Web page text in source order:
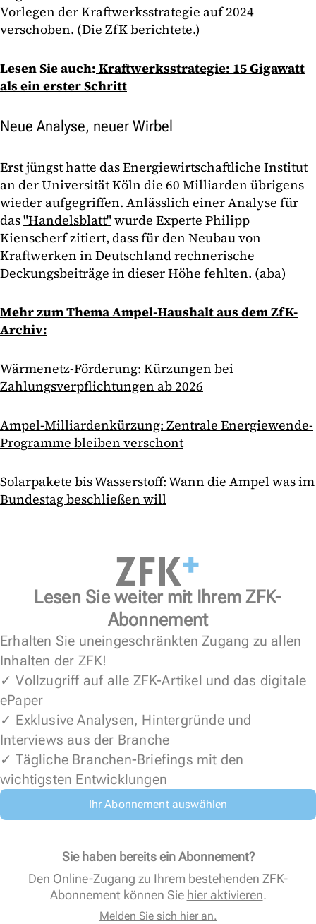
Vorlegen der Kraftwerksstrategie auf 2024
verschoben. (Die ZfK berichtete.)
Lesen Sie auch: Kraftwerksstrategie: 15 Gigawatt
als ein erster Schritt
Neue Analyse, neuer Wirbel
Erst jüngst hatte das Energiewirtschaftliche Institut
an der Universität Köln die 60 Milliarden übrigens
wieder aufgegriffen. Anlässlich einer Analyse für
das"Handelsblatt"wurde Experte Philipp
Kienscherf zitiert, dass für den Neubau von
Kraftwerken in Deutschland rechnerische
Deckungsbeiträge in dieser Höhe fehlten. (aba)
Mehr zum Thema Ampel-Haushalt aus dem ZfK-
Archiv:
Wärmenetz-Förderung: Kürzungen bei
Zahlungsverpflichtungen ab 2026
Ampel-Milliardenkürzung: Zentrale Energiewende-
Programme bleiben verschont
Solarpakete bis Wasserstoff: Wann die Ampel was im
Bundestag beschließen will
Lesen Sie weiter mit Ihrem ZFK-
Abonnement
Erhalten Sie uneingeschränkten Zugang zu allen
Inhalten der ZFK!
✓ Vollzugriff auf alle ZFK-Artikel und das digitale
ePaper
✓ Exklusive Analysen, Hintergründe und
Interviews aus der Branche
✓ Tägliche Branchen-Briefings mit den
wichtigsten Entwicklungen
Ihr Abonnement auswählen
Sie haben bereits ein Abonnement?
Den Online-Zugang zu Ihrem bestehenden ZFK-
Abonnement können Sie hier aktivieren.
Melden Sie sich hier an.